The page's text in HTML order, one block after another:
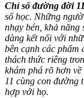
Chỉ số đường đời 11
số học. Những
nhạy bén, khả năng
dàng kết nối với
bên cạnh các
thách thức riêng
khám phá rõ hơn
11 cùng con đường
hợp với họ.